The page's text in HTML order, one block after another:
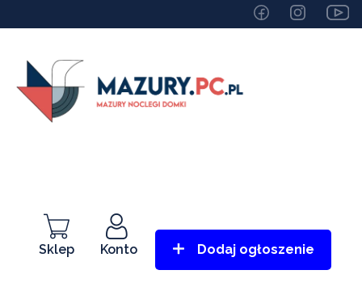
Sklep Konto Dodaj ogłoszenie